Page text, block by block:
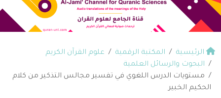
الرئيسية المكتبة الرقمية
علوم القرآن الكريم
البحوث والرسائل العلمية
مستويات الدرس اللغوي في تفسير مجالس التذكير من كلام
الحكيم الخبير